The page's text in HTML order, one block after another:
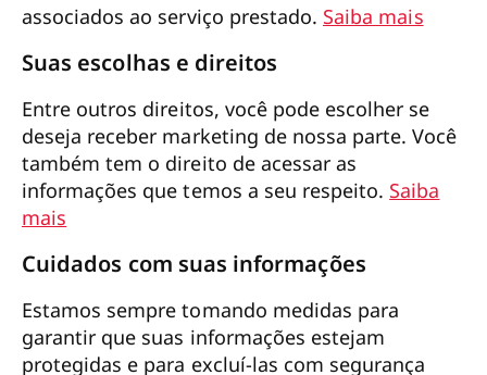
associados ao serviço prestado. Saiba mais
Suas escolhas e direitos
Entre outros direitos, você pode escolher se
deseja receber marketing de nossa parte. Você
também tem o direito de acessar as
informações que temos a seu respeito. Saiba
mais
Cuidados com suas informações
Estamos sempre tomando medidas para
garantir que suas informações estejam
protegidas e para excluí-las com segurança